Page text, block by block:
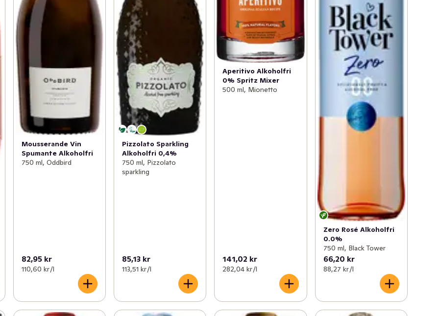
Mousserande Vin
Spumante Alkoholfri
750 ml, Oddbird
82,95 kr
110,60 kr /l
Pizzolato Sparkling
Alkoholfri 0,4%
750 ml, Pizzolato
sparkling
85,13 kr
113,51 kr /l
Aperitivo Alkoholfri
0% Spritz Mixer
500 ml, Mionetto
141,02 kr
282,04 kr /l
Zero Rosé Alkoholfri
0.0%
750 ml, Black Tower
66,20 kr
88,27 kr /l